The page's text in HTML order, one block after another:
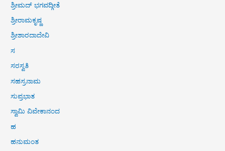
ಶ್ರೀಮದ್ ಭಗವದ್ಗೀತೆ
ಶ್ರೀರಾಮಕೃಷ್ಣ
ಶ್ರೀಶಾರದಾದೇವಿ
ಸ
ಸರಸ್ವತಿ
ಸಹಸ್ರನಾಮ
ಸುಪ್ರಭಾತ
ಸ್ವಾಮಿ ವಿವೇಕಾನಂದ
ಹ
ಹನುಮಂತ